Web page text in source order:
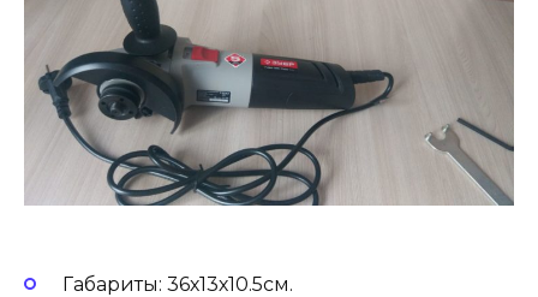
Габариты: 36х13х10.5см.